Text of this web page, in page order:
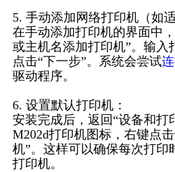
5. 手动添加网络打印机（如
在手动添加打印机的界面中
或主机名添加打印机”。输入
点击“下一步”。系统会尝试
驱动程序。
6. 设置默认打印机：
安装完成后，返回“设备和打
M202d打印机图标，右键点
机”。这样可以确保每次打印
打印机。